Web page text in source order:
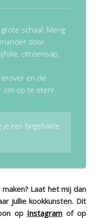
schaal. Meng
door.
citroensap,
en de
om op te eten!
je een fijngehakte
Laat het mij dan
jullie kookkunsten. Dit
op Instagram of op